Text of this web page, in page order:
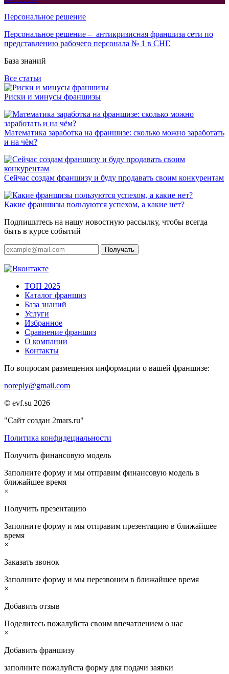
Персональное решение
Персональное решение – антикризисная франшиза сети по
представлению рабочего персонала № 1 в СНГ.
База знаний
Все статьи
Риски и минусы франшизы
Математика заработка на франшизе: сколько можно заработать
и на чём?
Сейчас создам франшизу и буду продавать своим конкурентам
Какие франшизы пользуются успехом, а какие нет?
Подпишитесь на нашу новостную рассылку, чтобы всегда
быть в курсе событий
Получать
ТОП 2025
Каталог франшиз
База знаний
Услуги
Избранное
Сравнение франшиз
О компании
Контакты
По вопросам размещения информации о вашей франшизе:
noreply@gmail.com
© evf.su 2026
"Сайт создан 2mars.ru"
Политика конфидециальности
Получить финансовую модель
Заполните форму и мы отправим финансовую модель в
ближайшее время
×
Получить презентацию
Заполните форму и мы отправим презентацию в ближайшее
время
×
Заказать звонок
Заполните форму и мы перезвоним в ближайшее время
×
Добавить отзыв
Поделитесь пожалуйста своим впечатлением о нас
×
Добавить франшизу
заполните пожалуйста форму для подачи заявки